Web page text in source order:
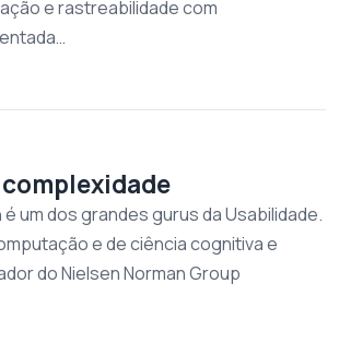
e rastreabilidade com
é um dos grandes gurus da Usabilidade.
e de ciência cognitiva e
do Nielsen Norman Group